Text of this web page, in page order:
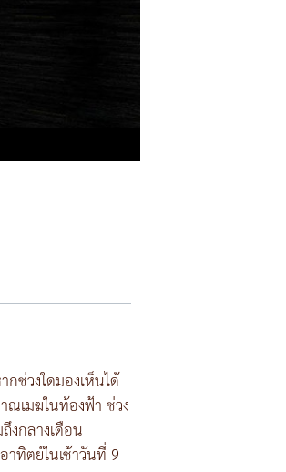
ช่วงใดมองเห็นได้
ณเมฆในท้องฟ้า ช่วง
กลางเดือน
ทิตย์ในเช้าวันที่ 9